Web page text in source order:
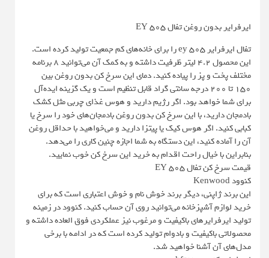
ایرفرایر بدون روغن تفال EY 505
تفال ایرفرایر ey 505 را برای خانه‌های کم جمعیت تولید کرده است.
این محصول ۴.۲ لیتر ظرفیت داشته و به کمک آن می‌توانید ۸ برنامه
مختلف پخت و پز را پیاده کنید. دمای این سرخ کن بدون روغن بین
۱۵۰ تا ۲۰۰ درجه سانتی گراد قابل تنظیم است و یک گزینه ایده‌آل
برای شما خواهد بود. اگر رژیم دارید و هوس غذای چربی مثل کشک
بادمجان دارید، با این سرخ کن بدون روغن بادمجان‌های خود را سرخ یا
کبابی کنید. اگر هوس کیک یا پیتزا دارید و می‌خواهید با حداقل روغن
آن را آماده کنید، این دستگاه به شما اجازه چنین کاری را می‌دهد.
بنابراین با خیال راحت اقدام به خرید این سرخ کن خوب نمایید.
قیمت سرخ کن تفال EY 505
کنوود Kenwood
این برند ژاپنی، دیگر برند خوش نام و خوش اعتباری است که برای
خرید لوازم آشپزخانه می‌توانید روی آن حساب کنید. کنوود در زمینه
تولید ایرفرایرهای باکیفیت و مرغوب نیز عملکردی فوق العاده داشته و
محصولاتی باکیفیت و بادوام تولید کرده است که در ادامه با برخی
مدل‌های آن آشنا خواهید شد.